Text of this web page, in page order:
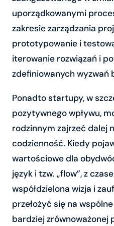
uporządkowanymi
zakresie zarządzania
prototypowanie i
iterowanie rozwiązań i
zdefiniowanych wyzwań
Ponadto startupy, w
pozytywnego wpływu,
rodzinnym zajrzeć dalej
codzienność. Kiedy
wartościowe dla
język i tzw. „flow”, z
współdzielona wizja i
przełożyć się na
bardziej zrównoważonej